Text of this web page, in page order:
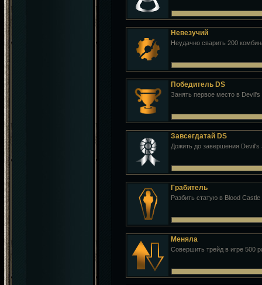
Невезучий
Неудачно сварить 200
Победитель DS
Занять первое место в Devil's
Завсегдатай DS
Дожить до завершения Devil's
Грабитель
Разбить статую в Blood Castle
Меняла
Совершить трейд в игре 500